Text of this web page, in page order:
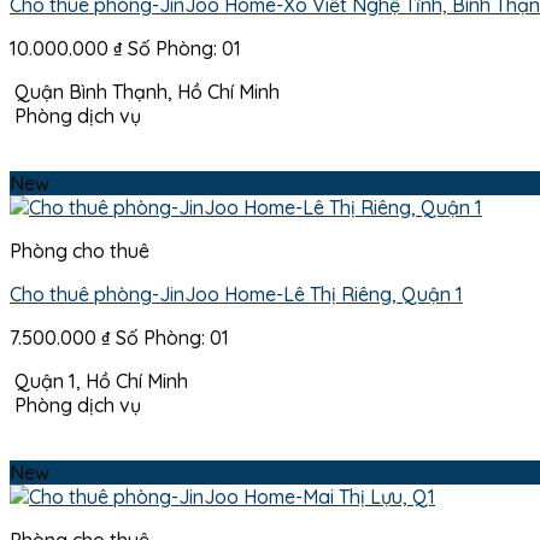
Cho thuê phòng-JinJoo Home-Xô Viết Nghệ Tĩnh, Bình
10.000.000 ₫ Số Phòng: 01
Quận Bình Thạnh, Hồ Chí Minh
Phòng dịch vụ
New
Phòng cho thuê
Cho thuê phòng-JinJoo Home-Lê Thị Riêng, Quận 1
7.500.000 ₫ Số Phòng: 01
Quận 1, Hồ Chí Minh
Phòng dịch vụ
New